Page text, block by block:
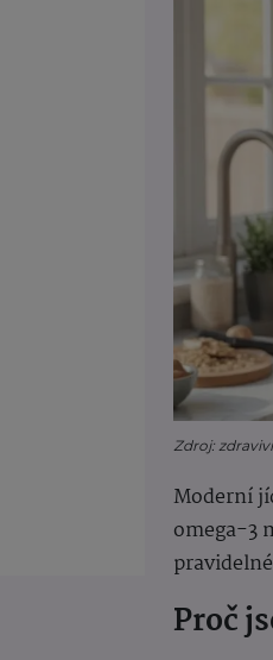
Zdroj:
Moderní
omega-3
Proč